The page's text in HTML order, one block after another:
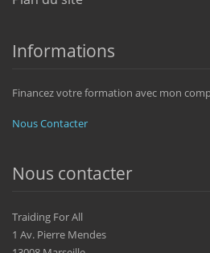
Informations
Financez votre formation avec mon
Nous Contacter
Nous contacter
Traiding For All
1 Av. Pierre Mendes